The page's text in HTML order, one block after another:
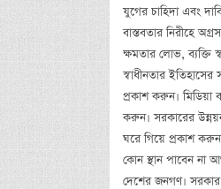
যুগের চাহিদা এবং
বাস্তবতার নিরীহে
ক্ষমতার লোভ, ব্যক্তি
স্বাধীনতার
প্রকাশ করুন। মিডিয়া
করুন। সরকারের
ঘরে গিয়ে প্রকাশ
কোন স্থান পাবেন না
দেশের জনগণ।